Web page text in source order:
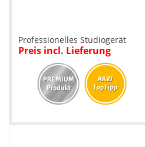
Professionelles Studiogerät
Preis incl. Lieferung